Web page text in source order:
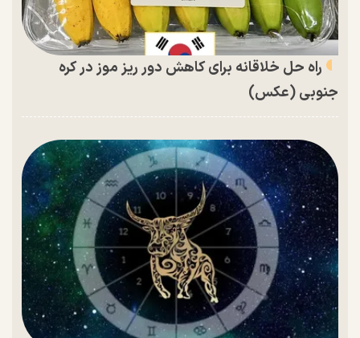
راه حل خلاقانه برای کاهش دور ریز موز در کره
جنوبی (عکس)